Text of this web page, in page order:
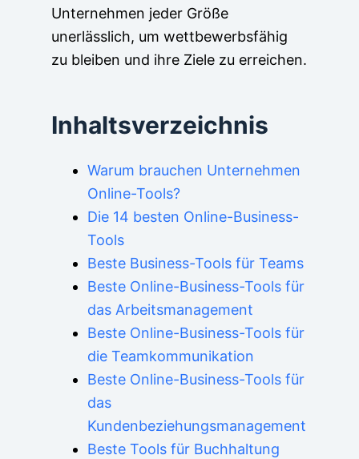
Unternehmen jeder Größe
unerlässlich, um wettbewerbsfähig
zu bleiben und ihre Ziele zu erreichen.
Inhaltsverzeichnis
Warum brauchen Unternehmen
Online-Tools?
Die 14 besten Online-Business-
Tools
Beste Business-Tools für Teams
Beste Online-Business-Tools für
das Arbeitsmanagement
Beste Online-Business-Tools für
die Teamkommunikation
Beste Online-Business-Tools für
das
Kundenbeziehungsmanagement
Beste Tools für Buchhaltung